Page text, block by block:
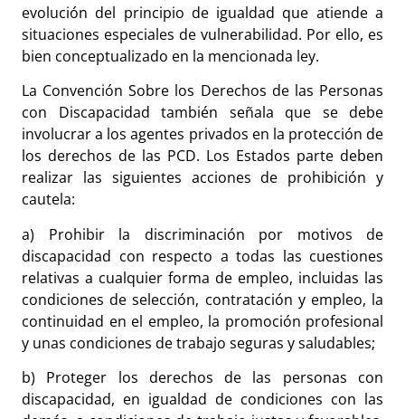
evolución del principio de igualdad que atiende a
situaciones especiales de vulnerabilidad. Por ello, es
bien conceptualizado en la mencionada ley.
La Convención Sobre los Derechos de las Personas
con Discapacidad también señala que se debe
involucrar a los agentes privados en la protección de
los derechos de las PCD. Los Estados parte deben
realizar las siguientes acciones de prohibición y
cautela:
a) Prohibir la discriminación por motivos de
discapacidad con respecto a todas las cuestiones
relativas a cualquier forma de empleo, incluidas las
condiciones de selección, contratación y empleo, la
continuidad en el empleo, la promoción profesional
y unas condiciones de trabajo seguras y saludables;
b) Proteger los derechos de las personas con
discapacidad, en igualdad de condiciones con las